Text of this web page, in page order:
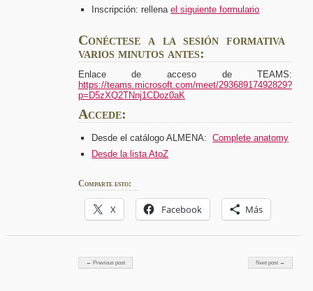
Inscripción: rellenael siguiente formulario
Conéctese a la sesión formativa
varios minutos antes:
Enlace de acceso de TEAMS:
https://teams.microsoft.com/meet/29368917492829?
p=D5zXQ2TNnj1CDoz0aK
Accede:
Desde el catálogo ALMENA:Complete anatomy
Desde la lista AtoZ
Comparte esto:
X Facebook Más
Post navigation
← Previous post Next post →